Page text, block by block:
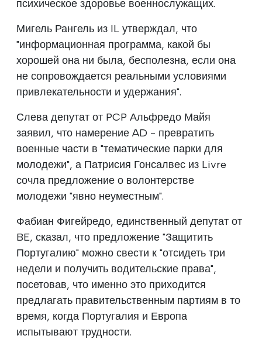
психическое здоровье военнослужащих.
Мигель Рангель из IL утверждал, что
"информационная программа, какой бы
хорошей она ни была, бесполезна, если она
не сопровождается реальными условиями
привлекательности и удержания".
Слева депутат от PCP Альфредо Майя
заявил, что намерение AD - превратить
военные части в "тематические парки для
молодежи", а Патрисия Гонсалвес из Livre
сочла предложение о волонтерстве
молодежи "явно неуместным".
Фабиан Фигейредо, единственный депутат от
BE, сказал, что предложение "Защитить
Португалию" можно свести к "отсидеть три
недели и получить водительские права",
посетовав, что именно это приходится
предлагать правительственным партиям в то
время, когда Португалия и Европа
испытывают трудности.